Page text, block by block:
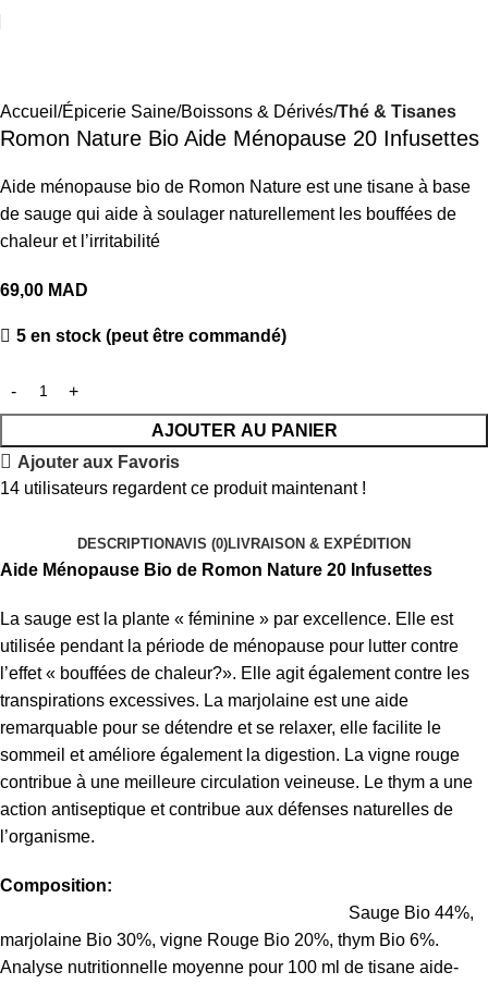
Accueil Épicerie Saine Boissons & Dérivés Thé & Tisanes
Romon Nature Bio Aide Ménopause 20 Infusettes
Aide ménopause bio de Romon Nature est une tisane à base
de sauge qui aide à soulager naturellement les bouffées de
chaleur et l’irritabilité
69,00 MAD
5 en stock (peut être commandé)
AJOUTER AU PANIER
Ajouter aux Favoris
14 utilisateurs regardent ce produit maintenant !
DESCRIPTIONAVIS (0)LIVRAISON & EXPÉDITION
Aide Ménopause Bio de Romon Nature 20 Infusettes
La sauge est la plante « féminine » par excellence. Elle est
utilisée pendant la période de ménopause pour lutter contre
l’effet « bouffées de chaleur?». Elle agit également contre les
transpirations excessives. La marjolaine est une aide
remarquable pour se détendre et se relaxer, elle facilite le
sommeil et améliore également la digestion. La vigne rouge
contribue à une meilleure circulation veineuse. Le thym a une
action antiseptique et contribue aux défenses naturelles de
l’organisme.
Composition:
Sauge Bio 44%,
marjolaine Bio 30%, vigne Rouge Bio 20%, thym Bio 6%.
Analyse nutritionnelle moyenne pour 100 ml de tisane aide-